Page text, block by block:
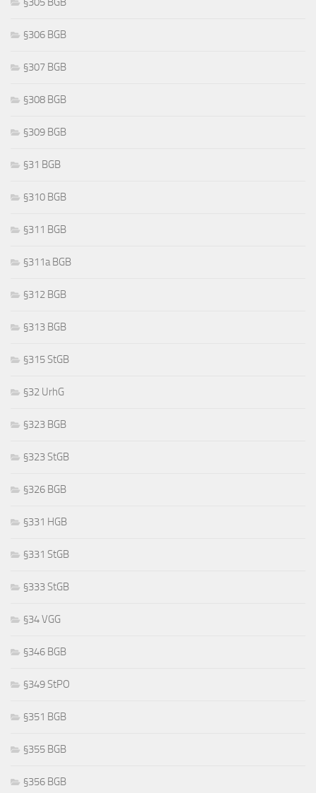
§306 BGB
§307 BGB
§308 BGB
§309 BGB
§31 BGB
§310 BGB
§311 BGB
§311a BGB
§312 BGB
§313 BGB
§315 StGB
§32 UrhG
§323 BGB
§323 StGB
§326 BGB
§331 HGB
§331 StGB
§333 StGB
§34 VGG
§346 BGB
§349 StPO
§351 BGB
§355 BGB
§356 BGB